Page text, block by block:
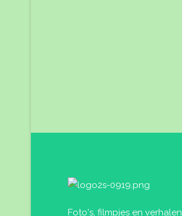
Foto's, filmpjes en verhalen